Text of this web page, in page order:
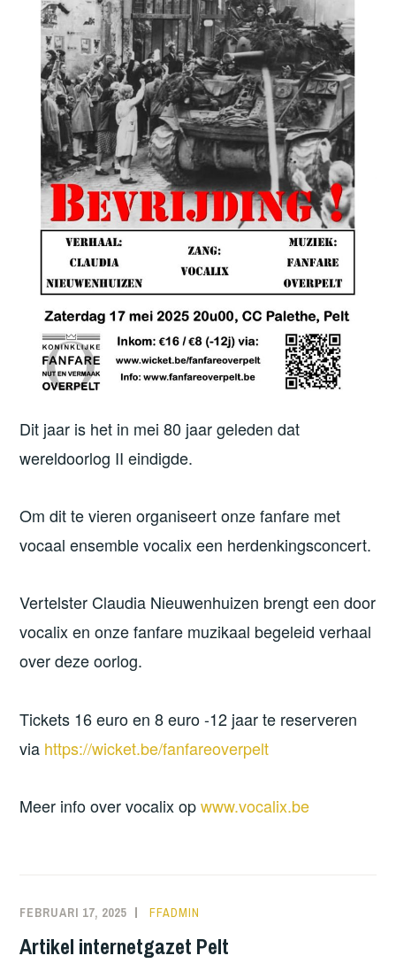
Dit jaar is het in mei 80 jaar geleden dat
wereldoorlog II eindigde.
Om dit te vieren organiseert onze fanfare met
vocaal ensemble vocalix een herdenkingsconcert.
Vertelster Claudia Nieuwenhuizen brengt een door
vocalix en onze fanfare muzikaal begeleid verhaal
over deze oorlog.
Tickets 16 euro en 8 euro -12 jaar te reserveren
via https://wicket.be/fanfareoverpelt
Meer info over vocalix opwww.vocalix.be
FEBRUARI 17, 2025 FFADMIN
Artikel internetgazet Pelt